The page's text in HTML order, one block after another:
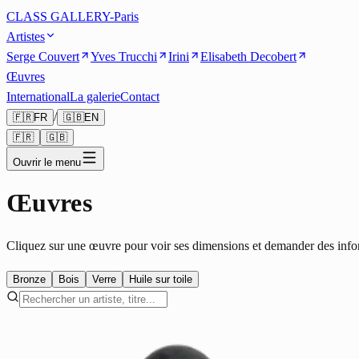
CLASS GALLERY-Paris
Artistes
Serge Couvert
Yves Trucchi Irini
Elisabeth Decobert
Œuvres
InternationalLa galerieContact
🇫🇷FR / 🇬🇧EN
🇫🇷
🇬🇧
Ouvrir le menu
Œuvres
Cliquez sur une œuvre pour voir ses dimensions et demander des
Bronze Bois Verre Huile sur toile